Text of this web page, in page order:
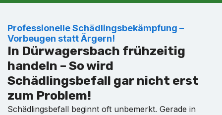
Professionelle Schädlingsbekämpfung –
Vorbeugen statt Ärgern!
In Dürwagersbach frühzeitig
handeln – So wird
Schädlingsbefall gar nicht erst
zum Problem!
Schädlingsbefall beginnt oft unbemerkt. Gerade in